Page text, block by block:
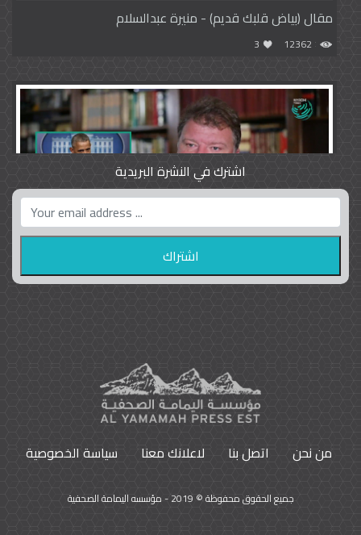
مقال (بياض قلبك قديم) - منيرة عبدالسلام
12362
3
واشنطن بوست واللوبي المزدوج
9791
اشترك في النشرة البريدية
من نحن اتصل بنا لاعلانك معنا سياسة الخصوصية
جميع الحقوق محفوظة © 2019 - مؤسسه اليمامة الصحفية